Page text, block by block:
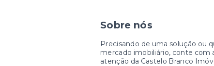
Sobre nós
Precisando de uma solução ou
mercado imobiliário, conte com
atenção da Castelo Branco